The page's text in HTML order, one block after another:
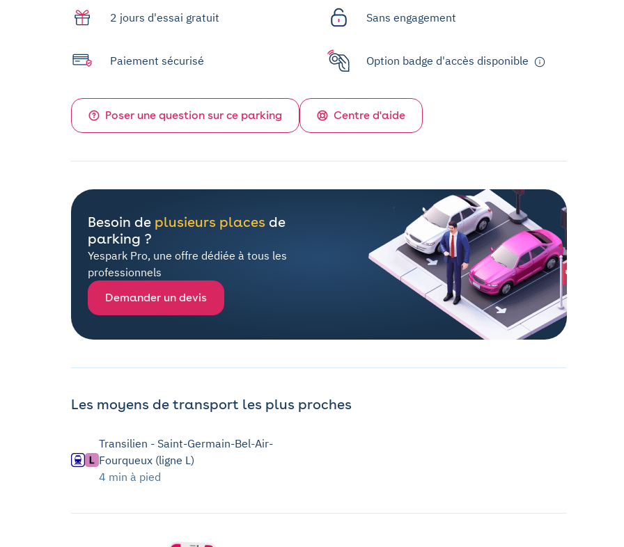
2 jours d'essai gratuit Sans engagement
Paiement sécurisé Option badge d'accès disponible
Poser une question sur ce parking Centre d'aide
Besoin de plusieurs places de
parking ?
Yespark Pro, une offre dédiée à tous les
professionnels
Demander un devis
Les moyens de transport les plus proches
Transilien - Saint-Germain-Bel-Air-
Fourqueux (ligne L)
4 min à pied